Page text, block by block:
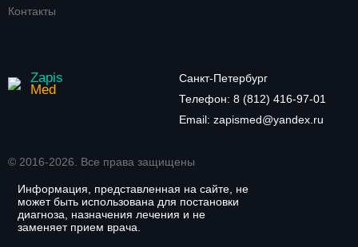
Контакты
Zapis
Med
Санкт-Петербург
Телефон: 8 (812) 416-97-01
Email: zapismed@yandex.ru
© 2016-2026. Все права защищены
Информация, представленная на сайте, не
может быть использована для постановки
диагноза, назначения лечения и не
заменяет прием врача.